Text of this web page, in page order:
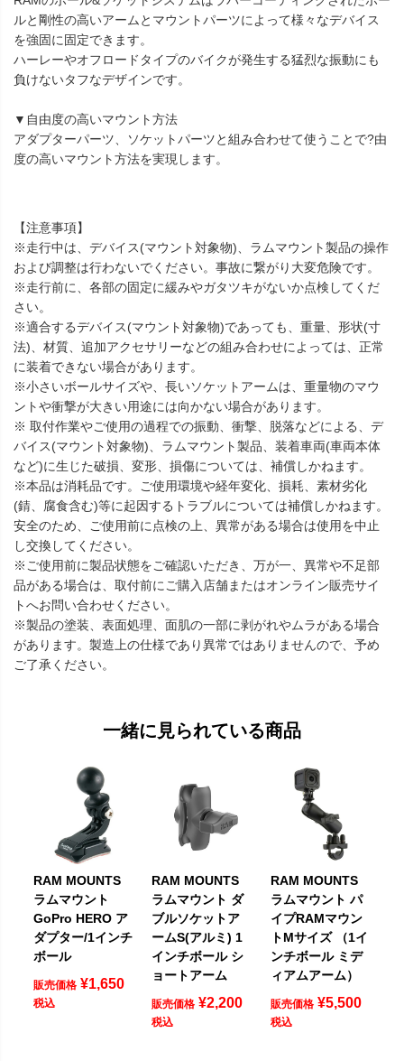
ルと剛性の高いアームとマウントパーツによって様々なデバイス
を強固に固定できます。
ハーレーやオフロードタイプのバイクが発生する猛烈な振動にも
負けないタフなデザインです。
▼自由度の高いマウント方法
アダプターパーツ、ソケットパーツと組み合わせて使うことで?由
度の高いマウント方法を実現します。
【注意事項】
※走行中は、デバイス(マウント対象物)、ラムマウント製品の操作
および調整は行わないでください。事故に繋がり大変危険です。
※走行前に、各部の固定に緩みやガタツキがないか点検してくだ
さい。
※適合するデバイス(マウント対象物)であっても、重量、形状(寸
法)、材質、追加アクセサリーなどの組み合わせによっては、正常
に装着できない場合があります。
※小さいボールサイズや、長いソケットアームは、重量物のマウ
ントや衝撃が大きい用途には向かない場合があります。
※ 取付作業やご使用の過程での振動、衝撃、脱落などによる、デ
バイス(マウント対象物)、ラムマウント製品、装着車両(車両本体
など)に生じた破損、変形、損傷については、補償しかねます。
※本品は消耗品です。ご使用環境や経年変化、損耗、素材劣化
(錆、腐食含む)等に起因するトラブルについては補償しかねます。
安全のため、ご使用前に点検の上、異常がある場合は使用を中止
し交換してください。
※ご使用前に製品状態をご確認いただき、万が一、異常や不足部
品がある場合は、取付前にご購入店舗またはオンライン販売サイ
トへお問い合わせください。
※製品の塗装、表面処理、面肌の一部に剥がれやムラがある場合
があります。製造上の仕様であり異常ではありませんので、予め
ご了承ください。
一緒に見られている商品
RAM MOUNTS
ラムマウント
GoPro HERO ア
ダプター/1インチ
ボール
販売価格 ¥1,650
税込
RAM MOUNTS
ラムマウント ダ
ブルソケットア
ームS(アルミ) 1
インチボール シ
ョートアーム
販売価格 ¥2,200
税込
RAM MOUNTS
ラムマウント パ
イプRAMマウン
トMサイズ （1イ
ンチボール ミデ
ィアムアーム）
販売価格 ¥5,500
税込